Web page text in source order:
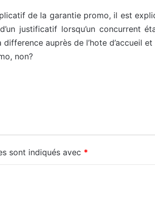
de la garantie promo, il est
justificatif lorsqu’un concurrent
auprès de l’hote d’accueil
non?
sont indiqués avec *